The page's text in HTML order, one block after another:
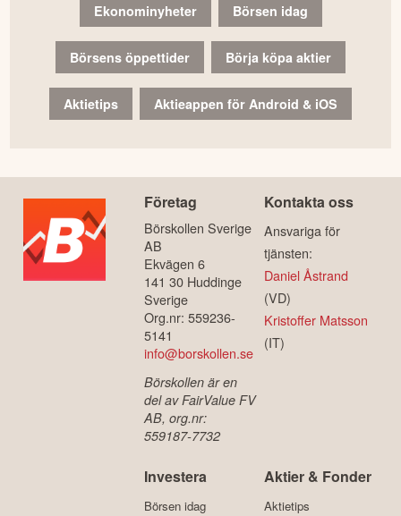
Ekonominyheter Börsen idag
Börsens öppettider Börja köpa aktier
Aktietips Aktieappen för Android & iOS
Företag
Börskollen Sverige
AB
Ekvägen 6
141 30 Huddinge
Sverige
Org.nr: 559236-
5141
info@borskollen.se
Börskollen är en
del av FairValue FV
AB, org.nr:
559187-7732
Kontakta oss
Ansvariga för
tjänsten:
Daniel Åstrand
(VD)
Kristoffer Matsson
(IT)
Investera
Börsen idag
Aktier & Fonder
Aktietips